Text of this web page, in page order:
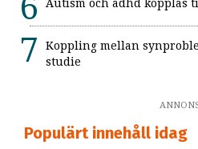
Autism och adhd kopplas
Koppling mellan
studie
Populärt innehåll idag